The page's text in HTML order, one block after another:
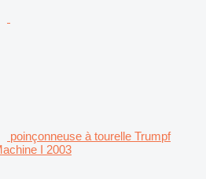
poinçonneuse à tourelle Trumpf
I 2003